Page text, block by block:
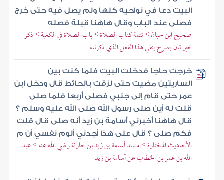
البيت دعا في نواحيه كلها ولم يصل فيه حتى خرج
فصلى عند الباب وقال هاهنا قبلة فصله
صحيح ابن حبان > تتمة كتاب الصلاة > باب الصلاة في الكعبة > ذكر
خبر ثان يصرح بنفي هذا الفعل الذي ذكرناه
خرجت حاجا فدخلت البيت فلما كنت بين
الساريتين مضيت حتى لزقت بالحائط قال ودخل ابن
عمر حتى قام إلى جنبي فصلى أربعا فلما صلى
قلت له أين صلى رسول الله صلى الله عليه وسلم ؟
قال هاهنا أخبرني أسامة بن زيد أنه صلى قال قلت
فكم صلى ؟ قال على هذا أجدني ألوم نفسي أن م
الأحاديث المختارة > مسند أسامة بن زيد بن حارثة رضي الله عنه > عبد
الله بن عمر بن الخطاب عن أسامة بن زيد